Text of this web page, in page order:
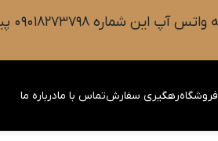
رنگ واتس آپ روی صفحه را فشار دهید.
فروشگاهرهگیری سفارشتماس با مادرباره ما